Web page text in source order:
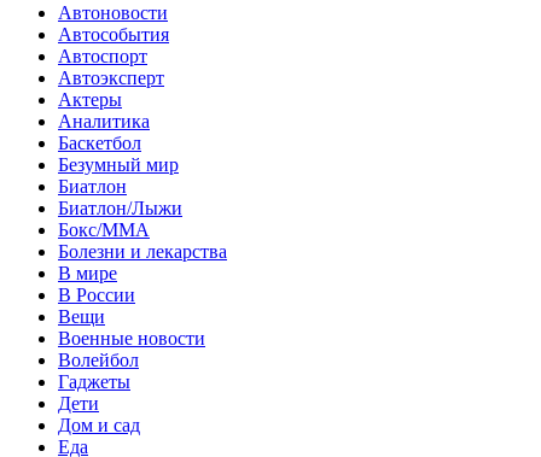
Автоновости
Автособытия
Автоспорт
Автоэксперт
Актеры
Аналитика
Баскетбол
Безумный мир
Биатлон
Биатлон/Лыжи
Бокс/MMA
Болезни и лекарства
В мире
В России
Вещи
Военные новости
Волейбол
Гаджеты
Дети
Дом и сад
Еда